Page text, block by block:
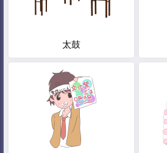
太鼓